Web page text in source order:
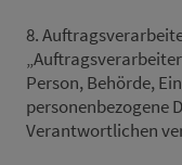
8.
Person, Behörde,
personenbezogene
Verantwortlichen